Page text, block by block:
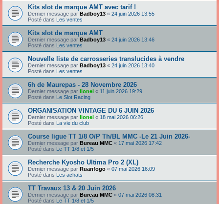
Kits slot de marque AMT avec tarif !
Dernier message par Badboy13 « 24 juin 2026 13:55
Posté dans Les ventes
Kits slot de marque AMT
Dernier message par Badboy13 « 24 juin 2026 13:46
Posté dans Les ventes
Nouvelle liste de carrosseries translucides à vendre
Dernier message par Badboy13 « 24 juin 2026 13:40
Posté dans Les ventes
6h de Maurepas - 28 Novembre 2026
Dernier message par lionel « 11 juin 2026 19:29
Posté dans Le Slot Racing
ORGANISATION VINTAGE DU 6 JUIN 2026
Dernier message par lionel « 18 mai 2026 06:26
Posté dans La vie du club
Course ligue TT 1/8 O/P Th/BL MMC -Le 21 Juin 2026-
Dernier message par Bureau MMC « 17 mai 2026 17:42
Posté dans Le TT 1/8 et 1/5
Recherche Kyosho Ultima Pro 2 (XL)
Dernier message par Ruanfogo « 07 mai 2026 16:09
Posté dans Les achats
TT Travaux 13 & 20 Juin 2026
Dernier message par Bureau MMC « 07 mai 2026 08:31
Posté dans Le TT 1/8 et 1/5